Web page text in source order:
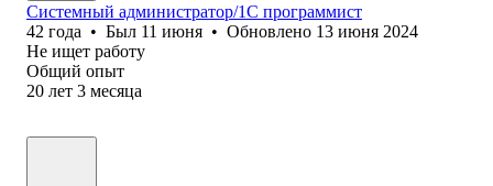
Системный администратор/1C программист
42 года • Был 11 июня • Обновлено 13 июня 2024
Не ищет работу
Общий опыт
20 лет 3 месяца